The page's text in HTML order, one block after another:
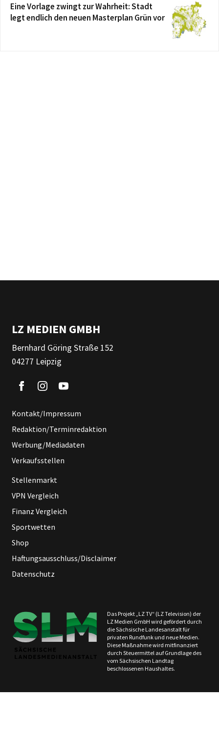
Eine Vorlage zwingt zur Wahrheit: Stadt
legt endlich den neuen Masterplan Grün vor
LZ MEDIEN GMBH
Bernhard Göring Straße 152
04277 Leipzig
Kontakt/Impressum
Redaktion/Terminredaktion
Werbung/Mediadaten
Verkaufsstellen
Stellenmarkt
VPN Vergleich
Finanz Vergleich
Sportwetten
Shop
Haftungsausschluss/Disclaimer
Datenschutz
Das Projekt „LZ TV“ (LZ Television) der
LZ Medien GmbH wird gefördert durch
die Sächsische Landesanstalt für
privaten Rundfunk und neue Medien.
Diese Maßnahme wird mitfinanziert
durch Steuermittel auf Grundlage des
vom Sächsischen Landtag
beschlossenen Haushaltes.